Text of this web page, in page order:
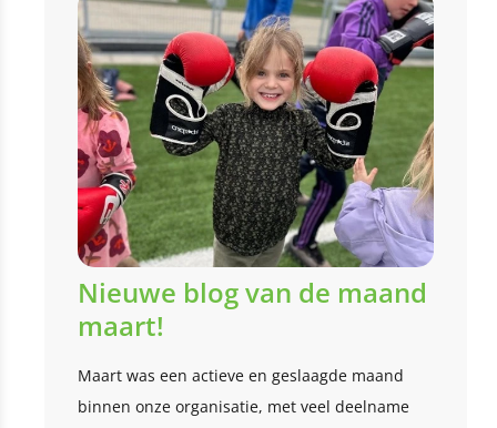
Nieuwe blog van de maand
maart!
Maart was een actieve en geslaagde maand
binnen onze organisatie, met veel deelname